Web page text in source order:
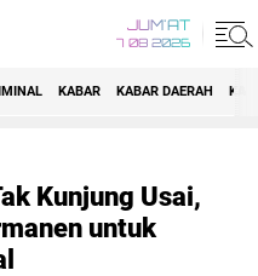
JUM'AT
7 08 2026
KABAR KABAR DAERAH
Kunjung Usai,
untuk